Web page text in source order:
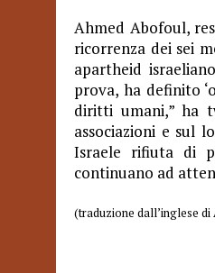
Ahmed Abofoul,
ricorrenza dei sei
apartheid
prova, ha definito
diritti umani,” ha
associazioni e sul
Israele rifiuta di
continuano ad
(traduzione dall’inglese di